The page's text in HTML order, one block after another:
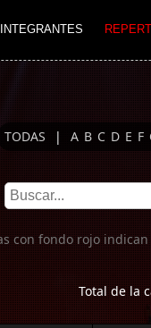
INTEGRANTES
TODAS | A B C D E F
con fondo rojo
Total de la